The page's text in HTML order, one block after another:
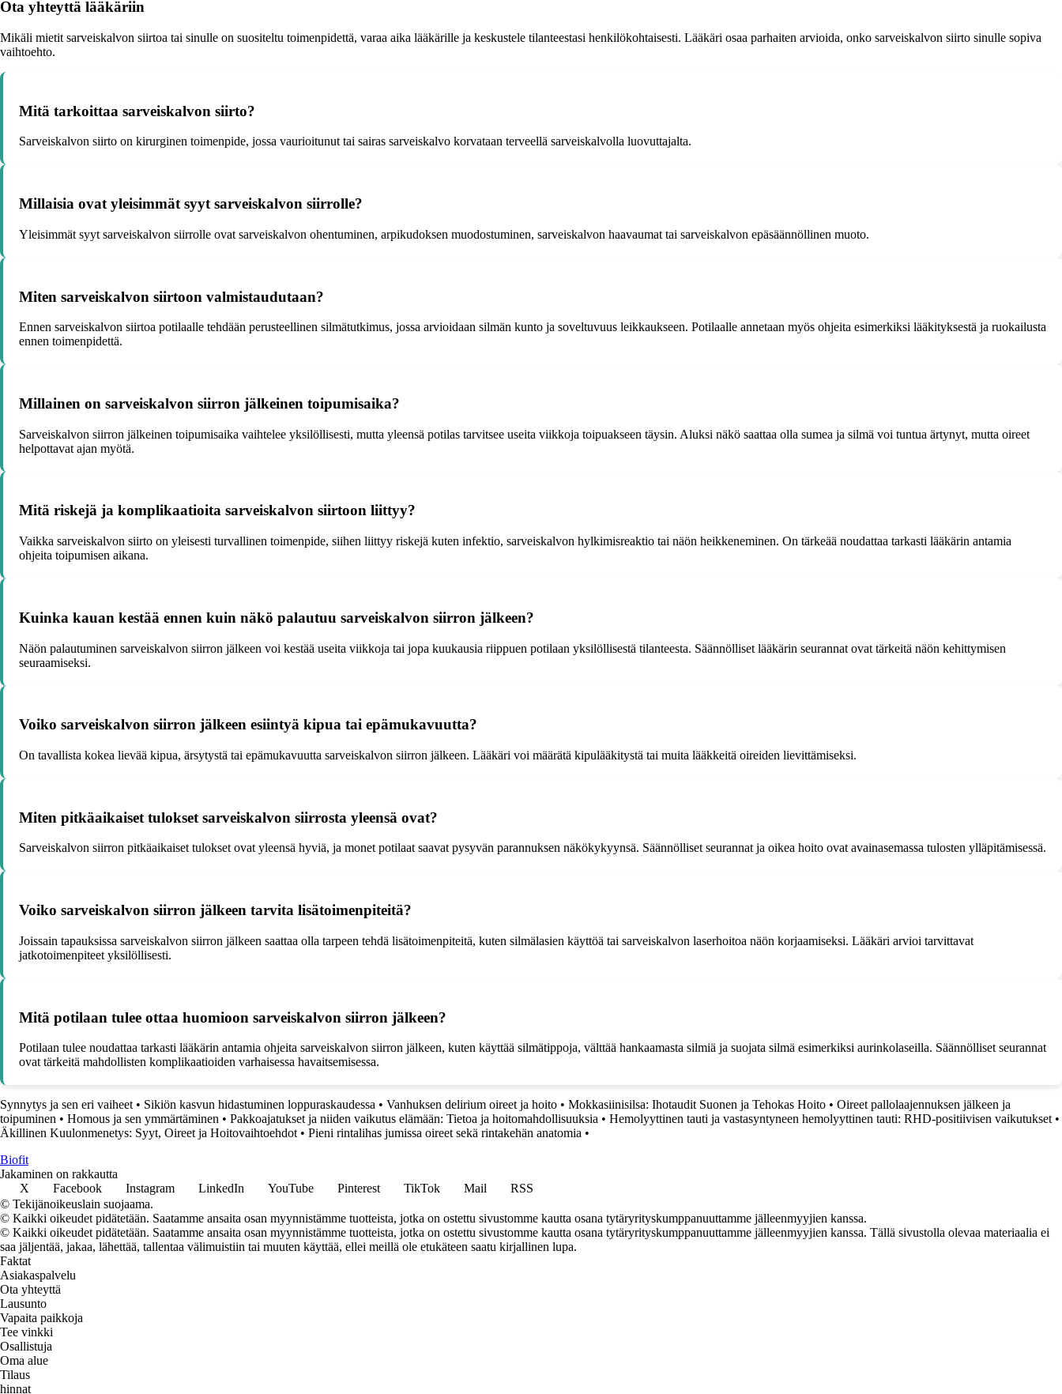
Ota yhteyttä lääkäriin
Mikäli mietit sarveiskalvon siirtoa tai sinulle on suositeltu toimenpidettä, varaa aika lääkärille ja keskustele tilanteestasi henkilökohtaisesti. Lääkäri osaa parhaiten arvioida, onko sarveiskalvon siirto sinulle sopiva
vaihtoehto.
Mitä tarkoittaa sarveiskalvon siirto?
Sarveiskalvon siirto on kirurginen toimenpide, jossa vaurioitunut tai sairas sarveiskalvo korvataan terveellä sarveiskalvolla luovuttajalta.
Millaisia ovat yleisimmät syyt sarveiskalvon siirrolle?
Yleisimmät syyt sarveiskalvon siirrolle ovat sarveiskalvon ohentuminen, arpikudoksen muodostuminen, sarveiskalvon haavaumat tai sarveiskalvon epäsäännöllinen muoto.
Miten sarveiskalvon siirtoon valmistaudutaan?
Ennen sarveiskalvon siirtoa potilaalle tehdään perusteellinen silmätutkimus, jossa arvioidaan silmän kunto ja soveltuvuus leikkaukseen. Potilaalle annetaan myös ohjeita esimerkiksi lääkityksestä ja ruokailusta
ennen toimenpidettä.
Millainen on sarveiskalvon siirron jälkeinen toipumisaika?
Sarveiskalvon siirron jälkeinen toipumisaika vaihtelee yksilöllisesti, mutta yleensä potilas tarvitsee useita viikkoja toipuakseen täysin. Aluksi näkö saattaa olla sumea ja silmä voi tuntua ärtynyt, mutta oireet
helpottavat ajan myötä.
Mitä riskejä ja komplikaatioita sarveiskalvon siirtoon liittyy?
Vaikka sarveiskalvon siirto on yleisesti turvallinen toimenpide, siihen liittyy riskejä kuten infektio, sarveiskalvon hylkimisreaktio tai näön heikkeneminen. On tärkeää noudattaa tarkasti lääkärin antamia
ohjeita toipumisen aikana.
Kuinka kauan kestää ennen kuin näkö palautuu sarveiskalvon siirron jälkeen?
Näön palautuminen sarveiskalvon siirron jälkeen voi kestää useita viikkoja tai jopa kuukausia riippuen potilaan yksilöllisestä tilanteesta. Säännölliset lääkärin seurannat ovat tärkeitä näön kehittymisen
seuraamiseksi.
Voiko sarveiskalvon siirron jälkeen esiintyä kipua tai epämukavuutta?
On tavallista kokea lievää kipua, ärsytystä tai epämukavuutta sarveiskalvon siirron jälkeen. Lääkäri voi määrätä kipulääkitystä tai muita lääkkeitä oireiden lievittämiseksi.
Miten pitkäaikaiset tulokset sarveiskalvon siirrosta yleensä ovat?
Sarveiskalvon siirron pitkäaikaiset tulokset ovat yleensä hyviä, ja monet potilaat saavat pysyvän parannuksen näkökykyynsä. Säännölliset seurannat ja oikea hoito ovat avainasemassa tulosten ylläpitämisessä.
Voiko sarveiskalvon siirron jälkeen tarvita lisätoimenpiteitä?
Joissain tapauksissa sarveiskalvon siirron jälkeen saattaa olla tarpeen tehdä lisätoimenpiteitä, kuten silmälasien käyttöä tai sarveiskalvon laserhoitoa näön korjaamiseksi. Lääkäri arvioi tarvittavat
jatkotoimenpiteet yksilöllisesti.
Mitä potilaan tulee ottaa huomioon sarveiskalvon siirron jälkeen?
Potilaan tulee noudattaa tarkasti lääkärin antamia ohjeita sarveiskalvon siirron jälkeen, kuten käyttää silmätippoja, välttää hankaamasta silmiä ja suojata silmä esimerkiksi aurinkolaseilla. Säännölliset seurannat
ovat tärkeitä mahdollisten komplikaatioiden varhaisessa havaitsemisessa.
Synnytys ja sen eri vaiheet • Sikiön kasvun hidastuminen loppuraskaudessa • Vanhuksen delirium oireet ja hoito • Mokkasiinisilsa: Ihotaudit Suonen ja Tehokas Hoito • Oireet pallolaajennuksen jälkeen ja
toipuminen • Homous ja sen ymmärtäminen • Pakkoajatukset ja niiden vaikutus elämään: Tietoa ja hoitomahdollisuuksia • Hemolyyttinen tauti ja vastasyntyneen hemolyyttinen tauti: RHD-positiivisen vaikutukset •
Äkillinen Kuulonmenetys: Syyt, Oireet ja Hoitovaihtoehdot • Pieni rintalihas jumissa oireet sekä rintakehän anatomia •
Biofit
Jakaminen on rakkautta
X
Facebook Instagram LinkedIn YouTube Pinterest TikTok Mail
RSS
© Tekijänoikeuslain suojaama.
© Kaikki oikeudet pidätetään. Saatamme ansaita osan myynnistämme tuotteista, jotka on ostettu sivustomme kautta osana tytäryrityskumppanuuttamme jälleenmyyjien kanssa.
© Kaikki oikeudet pidätetään. Saatamme ansaita osan myynnistämme tuotteista, jotka on ostettu sivustomme kautta osana tytäryrityskumppanuuttamme jälleenmyyjien kanssa. Tällä sivustolla olevaa materiaalia ei
saa jäljentää, jakaa, lähettää, tallentaa välimuistiin tai muuten käyttää, ellei meillä ole etukäteen saatu kirjallinen lupa.
Faktat
Asiakaspalvelu
Ota yhteyttä
Lausunto
Vapaita paikkoja
Tee vinkki
Osallistuja
Oma alue
Tilaus
hinnat